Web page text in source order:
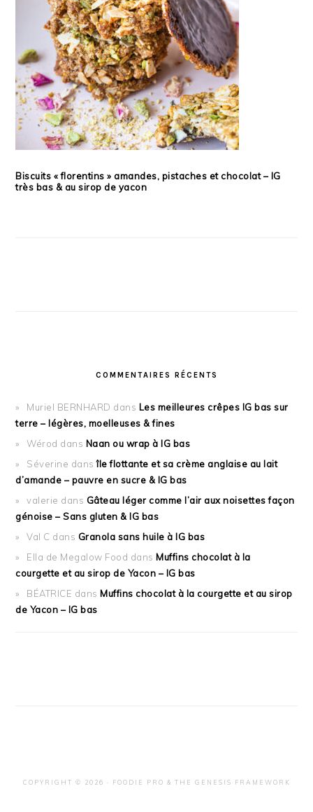
Biscuits « florentins » amandes, pistaches et chocolat – IG
très bas & au sirop de yacon
COMMENTAIRES RÉCENTS
Muriel BERNHARD dans Les meilleures crêpes IG bas sur
terre – légères, moelleuses & fines
Wérod dans Naan ou wrap à IG bas
Séverine dansîle flottante et sa crème anglaise au lait
d’amande – pauvre en sucre & IG bas
valerie dans Gâteau léger comme l’air aux noisettes façon
génoise – Sans gluten & IG bas
Val C dans Granola sans huile à IG bas
Ella de Megalow Food dans Muffins chocolat à la
courgette et au sirop de Yacon – IG bas
BÉATRICE dans Muffins chocolat à la courgette et au sirop
de Yacon – IG bas
COPYRIGHT © 2026 · FOODIE PRO & THE GENESIS FRAMEWORK